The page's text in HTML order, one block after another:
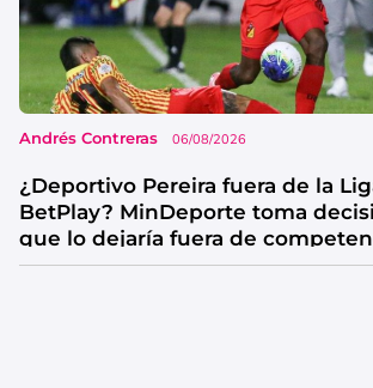
Andrés Contreras 06/08/2026
¿Deportivo Pereira fuera de la
BetPlay? MinDeporte toma
que lo dejaría fuera de